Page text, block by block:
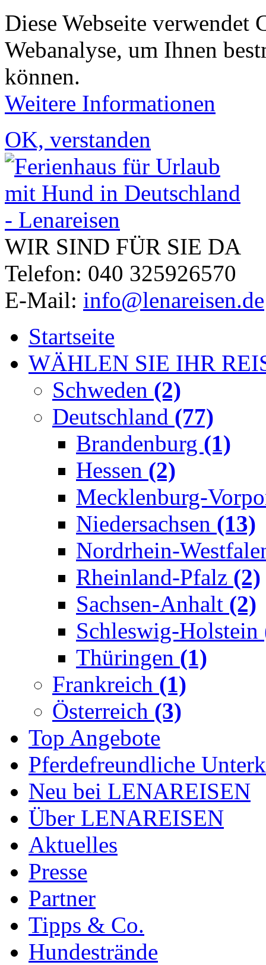
Diese Webseite verwendet
Webanalyse, um Ihnen
können.
Weitere Informationen
OK, verstanden
WIR SIND FÜR SIE DA
Telefon: 040 325926570
E-Mail: info@lenareisen.de
Startseite
WÄHLEN SIE IHR
Schweden (2)
Deutschland (77)
Brandenburg (1)
Hessen (2)
Mecklenburg-
Niedersachsen (13)
Nordrhein-
Rheinland-Pfalz (2)
Sachsen-Anhalt (2)
Schleswig-Holstein
Thüringen (1)
Frankreich (1)
Österreich (3)
Top Angebote
Pferdefreundliche
Neu bei LENAREISEN
Über LENAREISEN
Aktuelles
Presse
Partner
Tipps & Co.
Hundestrände